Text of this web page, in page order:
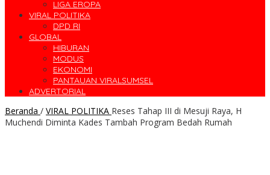
LIGA EROPA
VIRAL POLITIKA
DPD RI
GLOBAL
HIBURAN
MODUS
EKONOMI
PANTAUAN VIRALSUMSEL
ADVERTORIAL
Beranda / VIRAL POLITIKA Reses Tahap III di Mesuji Raya, H
Muchendi Diminta Kades Tambah Program Bedah Rumah